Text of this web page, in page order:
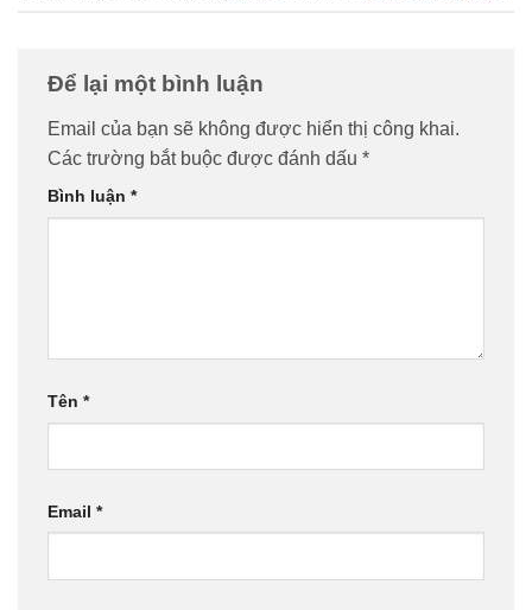
Để lại một bình luận
Email của bạn sẽ không được hiển thị công khai.
Các trường bắt buộc được đánh dấu *
Bình luận *
Tên *
Email *